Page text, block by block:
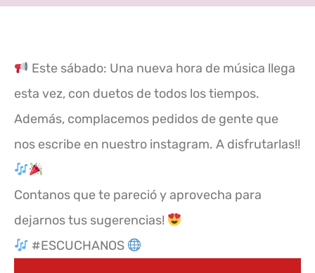
Este sábado: Una nueva hora de música llega
esta vez, con duetos de todos los tiempos.
Además, complacemos pedidos de gente que
nos escribe en nuestro instagram. A disfrutarlas!!
Contanos que te pareció y aprovecha para
dejarnos tus sugerencias!
#ESCUCHANOS